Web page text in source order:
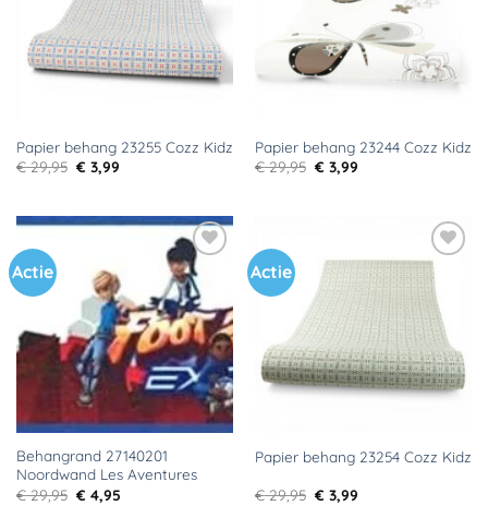
Papier behang 23255 Cozz Kidz
€29,95 Oorspronkelijke
prijs
€ 3,99Huidige
Papier behang 23244 Cozz Kidz
€29,95 Oorspronkelijke
prijs
€ 3,99Huidige
Actie
Toevoegen
aan
verlanglijst
Behangrand 27140201
Noordwand Les Aventures
€29,95 Oorspronkelijke
prijs
€ 4,95Huidige
Actie
Toevoegen
aan
verlanglijst
Papier behang 23254 Cozz Kidz
€29,95 Oorspronkelijke
prijs
€ 3,99Huidige